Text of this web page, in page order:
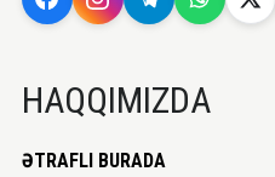
HAQQIMIZDA
ƏTRAFLI BURADA